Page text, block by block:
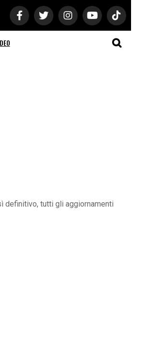
definitivo, tutti gli aggiornamenti